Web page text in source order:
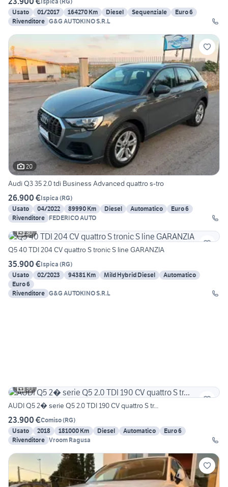
Usato
01/2017 164270 Km Diesel Sequenziale
Euro 6
Rivenditore G&G AUTOKINO S.R.L
20
Audi Q3 35 2.0 tdi Business Advanced quattro s-tro
26.900 €Ispica (RG)
Usato
04/2022 89990 Km Diesel Automatico
Euro 6
Rivenditore FEDERICO AUTO
30
Q5 40 TDI 204 CV quattro S tronic S line GARANZIA
35.900 €Ispica (RG)
Usato
02/2023 94381 Km Mild Hybrid Diesel
Automatico
Euro 6
Rivenditore G&G AUTOKINO S.R.L
30
AUDI Q5 2� serie Q5 2.0 TDI 190 CV quattro S tr...
23.900 €Comiso(RG)
Usato
2018 181000 Km Diesel Automatico
Euro 6
Rivenditore Vroom Ragusa